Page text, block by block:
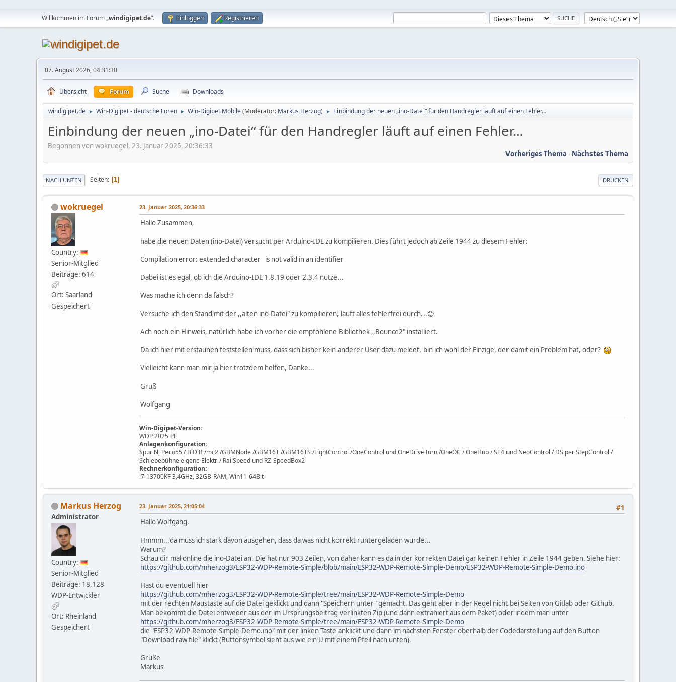
Willkommen im Forum „windigipet.de“. Einloggen Registrieren
07. August 2026, 04:31:30
Übersicht Forum Suche Downloads
windigipet.de ► Win-Digipet - deutsche Foren ► Win-Digipet Mobile(Moderator: Markus Herzog) ► Einbindung der neuen „ino-Datei“ für den Handregler läuft auf einen Fehler…
Einbindung der neuen „ino-Datei“ für den Handregler läuft auf einen Fehler…
Begonnen von wokruegel, 23. Januar 2025, 20:36:33
Vorheriges Thema - Nächstes Thema
DRUCKEN
NACH UNTEN Seiten 1
wokruegel
Country:
Senior-Mitglied
Beiträge: 614
Ort: Saarland
Gespeichert
23. Januar 2025, 20:36:33
Hallo Zusammen,
habe die neuen Daten (ino-Datei) versucht per Arduino-IDE zu kompilieren. Dies führt jedoch ab Zeile 1944 zu diesem Fehler:
Compilation error: extended character is not valid in an identifier
Dabei ist es egal, ob ich die Arduino-IDE 1.8.19 oder 2.3.4 nutze...
Was mache ich denn da falsch?
Versuche ich den Stand mit der ,,alten ino-Datei" zu kompilieren, läuft alles fehlerfrei durch...😊
Ach noch ein Hinweis, natürlich habe ich vorher die empfohlene Bibliothek ,,Bounce2" installiert.
Da ich hier mit erstaunen feststellen muss, dass sich bisher kein anderer User dazu meldet, bin ich wohl der Einzige, der damit ein Problem hat, oder?
Vielleicht kann man mir ja hier trotzdem helfen, Danke...
Gruß
Wolfgang
Win-Digipet-Version:
WDP 2025 PE
Anlagenkonfiguration:
Spur N, Peco55 / BiDiB /mc2 /GBMNode /GBM16T /GBM16TS /LightControl /OneControl und OneDriveTurn /OneOC / OneHub / ST4 und NeoControl / DS per StepControl /
Schiebebühne eigene Elektr. / RailSpeed und RZ-SpeedBox2
Rechnerkonfiguration:
i7-13700KF 3,4GHz, 32GB-RAM, Win11-64Bit
Markus Herzog
Administrator
Country:
Senior-Mitglied
Beiträge: 18.128
WDP-Entwickler
Ort: Rheinland
Gespeichert
#1
23. Januar 2025, 21:05:04
Hallo Wolfgang,
Hmmm...da muss ich stark davon ausgehen, dass da was nicht korrekt runtergeladen wurde...
Warum?
Schau dir mal online die ino-Datei an. Die hat nur 903 Zeilen, von daher kann es da in der korrekten Datei gar keinen Fehler in Zeile 1944 geben. Siehe hier:
https://github.com/mherzog3/ESP32-WDP-Remote-Simple/blob/main/ESP32-WDP-Remote-Simple-Demo/ESP32-WDP-Remote-Simple-Demo.ino
Hast du eventuell hier
https://github.com/mherzog3/ESP32-WDP-Remote-Simple/tree/main/ESP32-WDP-Remote-Simple-Demo
mit der rechten Maustaste auf die Datei geklickt und dann "Speichern unter" gemacht. Das geht aber in der Regel nicht bei Seiten von Gitlab oder Github.
Man bekommt die Datei entweder aus der im Ursprungsbeitrag verlinkten Zip (und dann extrahiert aus dem Paket) oder indem man unter
https://github.com/mherzog3/ESP32-WDP-Remote-Simple/tree/main/ESP32-WDP-Remote-Simple-Demo
die "ESP32-WDP-Remote-Simple-Demo.ino" mit der linken Taste anklickt und dann im nächsten Fenster oberhalb der Codedarstellung auf den Button
"Download raw file" klickt (Buttonsymbol sieht aus wie ein U mit einem Pfeil nach unten).
Grüße
Markus